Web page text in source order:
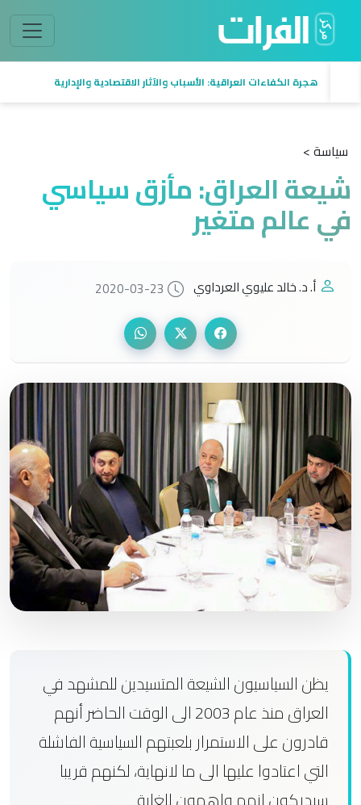
هجرة الكفاءات العراقية: الأسباب والآثار الاقتصادية والإدارية
سياسة >
شيعة العراق: مأزق سياسي
في عالم متغير
أ. د. خالد عليوي العرداوي 2020-03-23
يظن السياسيون الشيعة المتسيدين للمشهد في
العراق منذ عام 2003 الى الوقت الحاضر أنهم
قادرون على الاستمرار بلعبتهم السياسية الفاشلة
التي اعتادوا عليها الى ما لانهاية، لكنهم قريبا